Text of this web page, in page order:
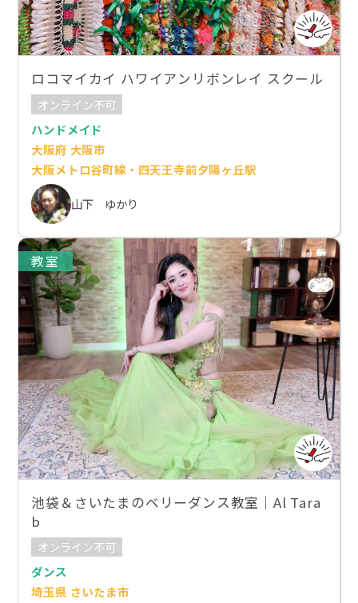
ロコマイカイ ハワイアンリボンレイ スクール
オンライン不可
ハンドメイド
大阪府 大阪市
大阪メトロ谷町線・四天王寺前夕陽ヶ丘駅
山下 ゆかり
教室
池袋＆さいたまのベリーダンス教室｜Al Tara
b
オンライン不可
ダンス
埼玉県 さいたま市